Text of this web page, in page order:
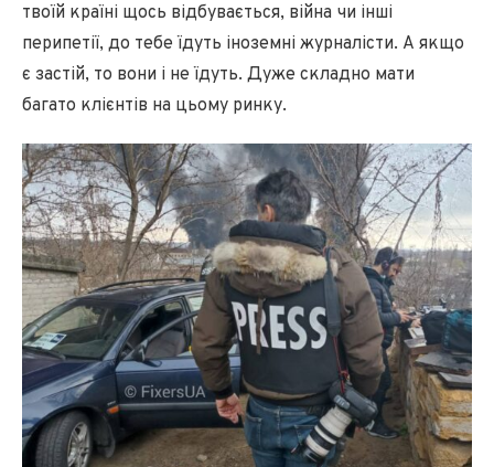
твоїй країні щось відбувається, війна чи інші
перипетії, до тебе їдуть іноземні журналісти. А якщо
є застій, то вони і не їдуть. Дуже складно мати
багато клієнтів на цьому ринку.